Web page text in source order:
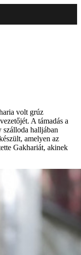
volt grúz
A támadás a
szálloda halljában
amelyen az
Gakhariát, akinek